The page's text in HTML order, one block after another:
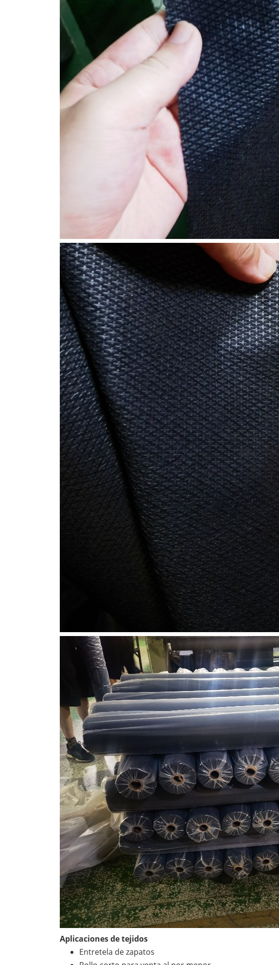
Aplicaciones de tejidos
Entretela de zapatos